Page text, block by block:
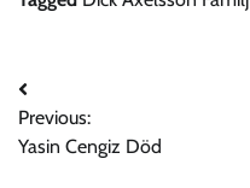
Post
navigation
Previous:
Yasin Cengiz Död